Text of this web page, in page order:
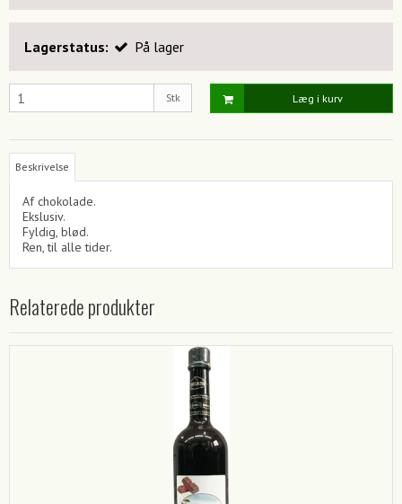
Lagerstatus: På lager
Stk Læg i kurv
Beskrivelse
Af chokolade.
Ekslusiv.
Fyldig, blød.
Ren, til alle tider.
Relaterede produkter